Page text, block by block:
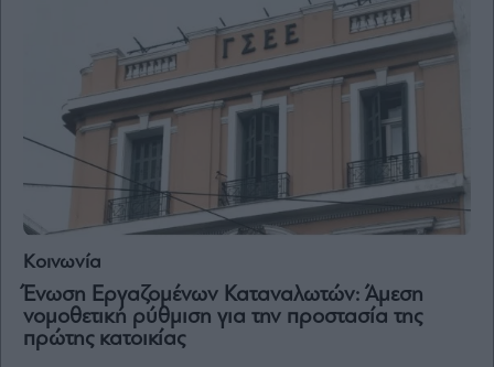
Κοινωνία
Ένωση Εργαζομένων Καταναλωτών: Άμεση
νομοθετική ρύθμιση για την προστασία της
πρώτης κατοικίας